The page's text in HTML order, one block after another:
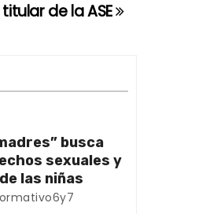
de la ASE
busca
sexuales y
las niñas